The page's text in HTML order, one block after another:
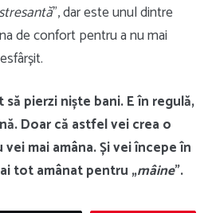
stresantă”, dar este unul dintre
de confort pentru a nu mai
pierzi niște bani. E în regulă,
Doar că astfel vei crea o
mai amâna. Și vei începe în
tot amânat pentru „mâine”.